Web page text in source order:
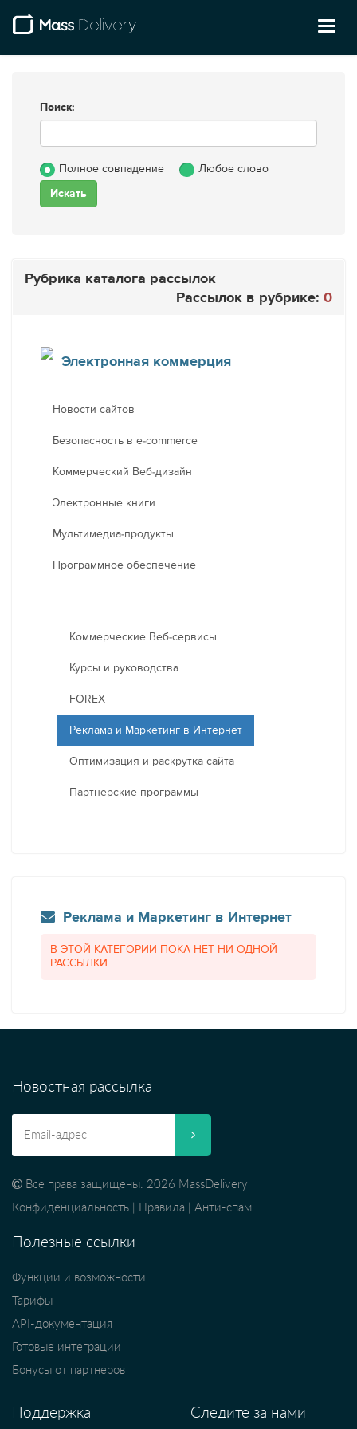
Поиск:
Полное совпадение Любое слово
Рубрика каталога рассылок
Рассылок в рубрике: 0
Электронная коммерция
Новости сайтов
Безопасность в e-commerce
Коммерческий Веб-дизайн
Электронные книги
Мультимедиа-продукты
Программное обеспечение
Коммерческие Веб-сервисы
Курсы и руководства
FOREX
Реклама и Маркетинг в Интернет
Оптимизация и раскрутка сайта
Партнерские программы
Реклама и Маркетинг в Интернет
В ЭТОЙ КАТЕГОРИИ ПОКА НЕТ НИ ОДНОЙ
РАССЫЛКИ
Новостная рассылка
Все права защищены. 2026 MassDelivery
Конфиденциальность
Правила Анти-спам
Полезные ссылки
Функции и возможности
Тарифы
API-документация
Готовые интеграции
Бонусы от партнеров
Поддержка Следите за нами